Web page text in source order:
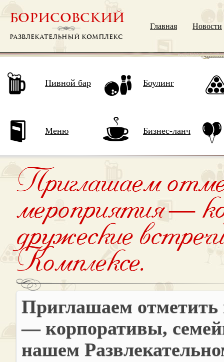
БОРИСОВСКИЙ
РАЗВЛЕКАТЕЛЬНЫЙ КОМПЛЕКС
Главная Новости
Пивной бар Боулинг
Меню Бизнес-ланч
Приглашаем
мероприятия —
дружеские
Комплексе.
Приглашаем отметить
— корпоративы,
нашем